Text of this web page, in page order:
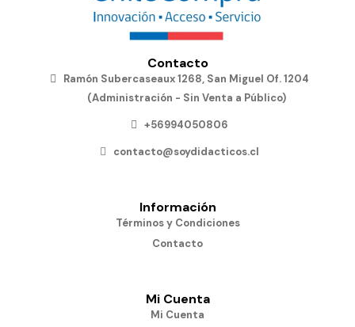
Contacto
Ramón Subercaseaux 1268, San Miguel Of. 1204
(Administración - Sin Venta a Público)
+56994050806
contacto@soydidacticos.cl
Información
Términos y Condiciones
Contacto
Mi Cuenta
Mi Cuenta